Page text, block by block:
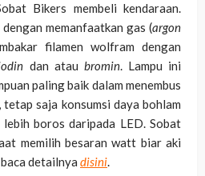
Bikers membeli kendaraan.
memanfaatkan gas (argon
filamen wolfram dengan
dan atau bromin. Lampu ini
paling baik dalam menembus
saja konsumsi daya bohlam
boros daripada LED. Sobat
memilih besaran watt biar aki
detailnya disini.